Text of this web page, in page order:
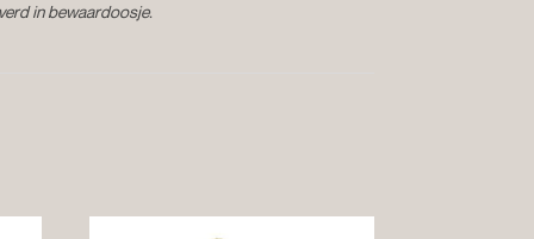
in bewaardoosje.